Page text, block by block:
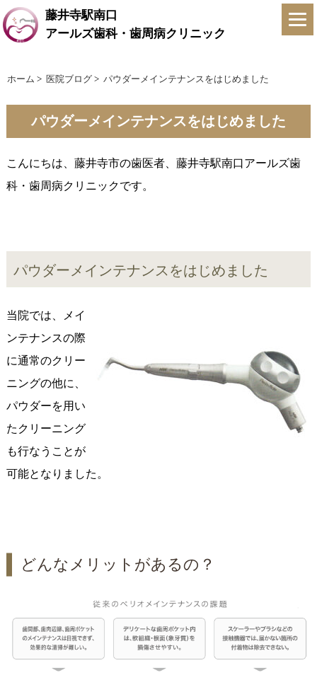
藤井寺駅南口
アールズ歯科・歯周病クリニック
ホーム > 医院ブログ > パウダーメインテナンスをはじめました
パウダーメインテナンスをはじめました
こんにちは、藤井寺市の歯医者、藤井寺駅南口アールズ歯
科・歯周病クリニックです。
パウダーメインテナンスをはじめました
当院では、メイ
ンテナンスの際
に通常のクリー
ニングの他に、
パウダーを用い
たクリーニング
も行なうことが
可能となりました。
どんなメリットがあるの？